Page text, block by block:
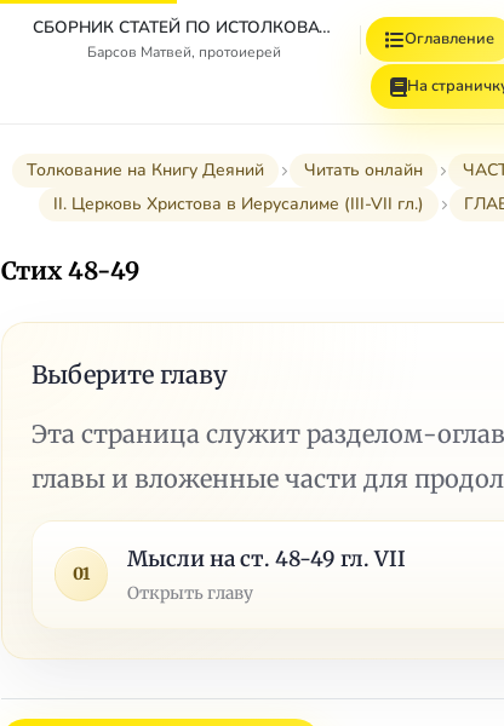
СБОРНИК СТАТЕЙ ПО ИСТОЛКОВАТЕЛЬНОМУ И НАЗИДАТЕЛЬНОМУ ЧТЕНИЮ ДЕЯНИЙ СВЯТЫХ АПОСТОЛОВ
Барсов Матвей, протоиерей
Оглавление
На
Толкование на Книгу Деяний Читать онлайн
II. Церковь Христова в Иерусалиме (III-VII гл.)
Стих 48-49
Выберите главу
Эта страница служит разделом-
главы и вложенные части для
01
Мысли на ст. 48-49 гл. VII
Открыть главу